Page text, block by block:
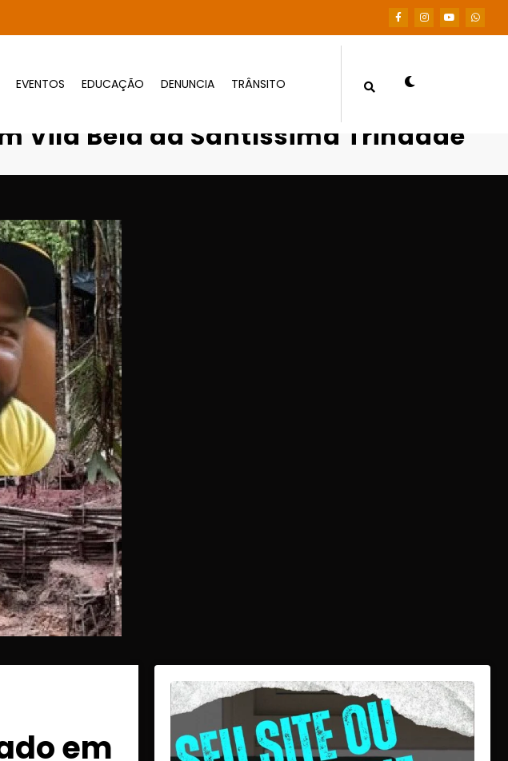
EVENTOS EDUCAÇÃO DENUNCIA TRÂNSITO
Encontrado em Vila Bela da Santíssima Trindade
Vila Bela da Santíssima Trindade
em